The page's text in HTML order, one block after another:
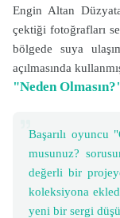
Engin Altan
çektiği fotoğrafları
bölgede suya
açılmasında
"Neden
Başarılı oyuncu
musunuz?
değerli bir
koleksiyona
yeni bir sergi